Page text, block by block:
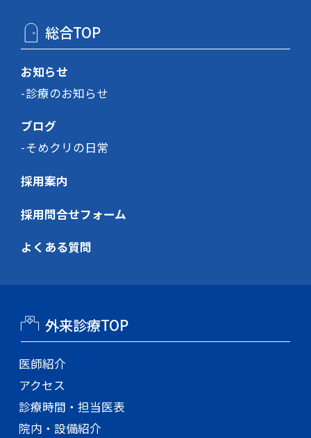
総合TOP
お知らせ
診療のお知らせ
ブログ
そめクリの日常
採用案内
採用問合せフォーム
よくある質問
外来診療TOP
医師紹介
アクセス
診療時間・担当医表
院内・設備紹介